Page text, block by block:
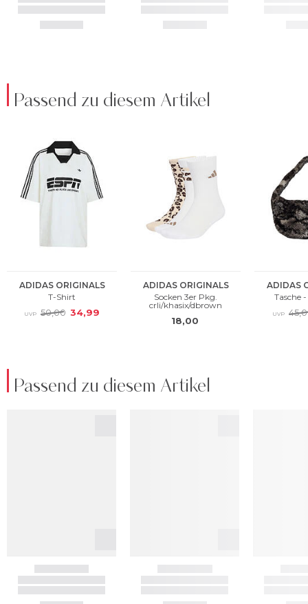
Passend zu diesem Artikel
Passend zu diesem Artikel